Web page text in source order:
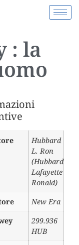
: la
Hubbard
L. Ron
(Hubbard
Lafayette
Ronald)
New Era
299.936
HUB